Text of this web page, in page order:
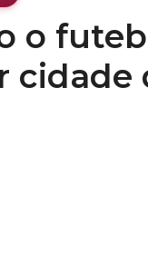
o
cidade